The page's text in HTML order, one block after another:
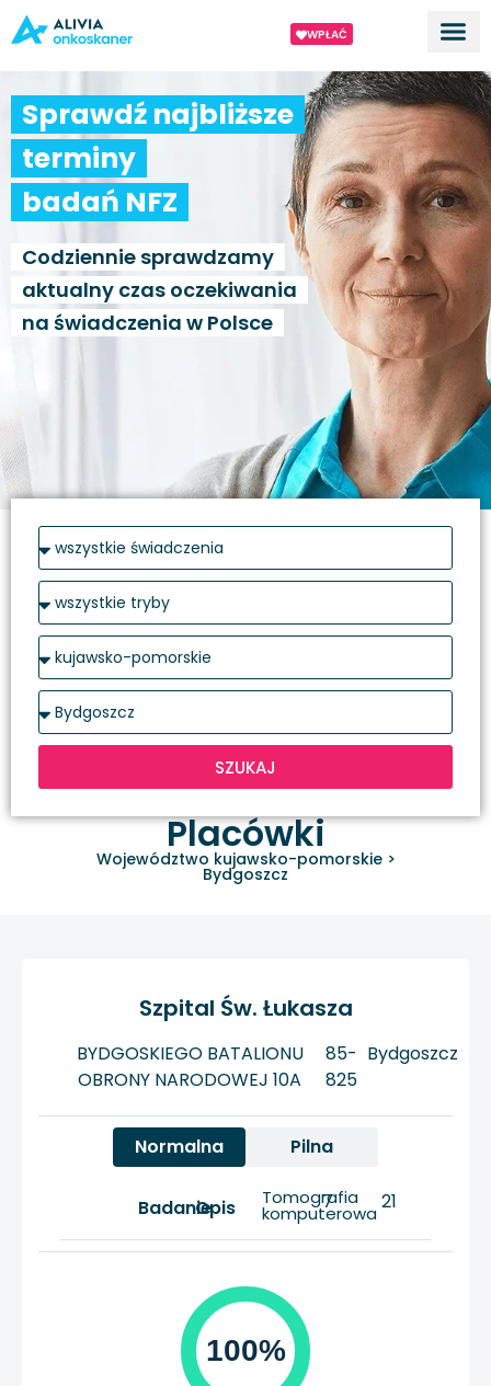
WPŁAĆ
Sprawdź najbliższe
terminy
badań NFZ
Codziennie sprawdzamy
aktualny czas oczekiwania
na świadczenia w Polsce
SZUKAJ
Placówki
Województwo kujawsko-pomorskie>
Bydgoszcz
Szpital Św. Łukasza
BYDGOSKIEGO BATALIONU
OBRONY NARODOWEJ 10A
85-
825
Bydgoszcz
Normalna Pilna
BadanieOpis Tomografia
komputerowa
7 21
100%